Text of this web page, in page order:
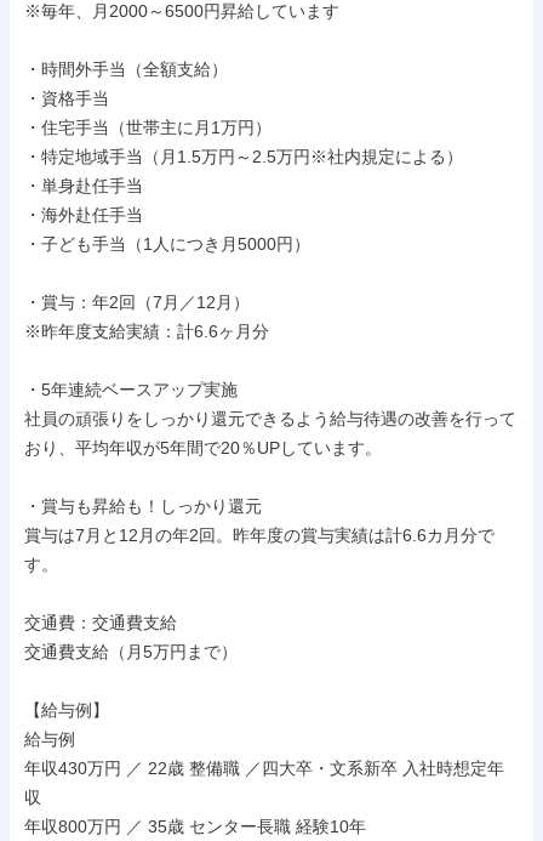
※毎年、月2000～6500円昇給しています
・時間外手当（全額支給）
・資格手当
・住宅手当（世帯主に月1万円）
・特定地域手当（月1.5万円～2.5万円※社内規定による）
・単身赴任手当
・海外赴任手当
・子ども手当（1人につき月5000円）
・賞与：年2回（7月／12月）
※昨年度支給実績：計6.6ヶ月分
・5年連続ベースアップ実施
社員の頑張りをしっかり還元できるよう給与待遇の改善を行って
おり、平均年収が5年間で20％UPしています。
・賞与も昇給も！しっかり還元
賞与は7月と12月の年2回。昨年度の賞与実績は計6.6カ月分で
す。
交通費：交通費支給
交通費支給（月5万円まで）
【給与例】
給与例
年収430万円 ／ 22歳 整備職 ／四大卒・文系新卒 入社時想定年
収
年収800万円 ／ 35歳 センター長職 経験10年